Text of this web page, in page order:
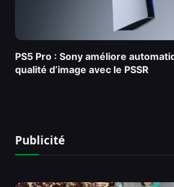
PS5 Pro : Sony améliore
qualité d’image avec le PSSR
Publicité